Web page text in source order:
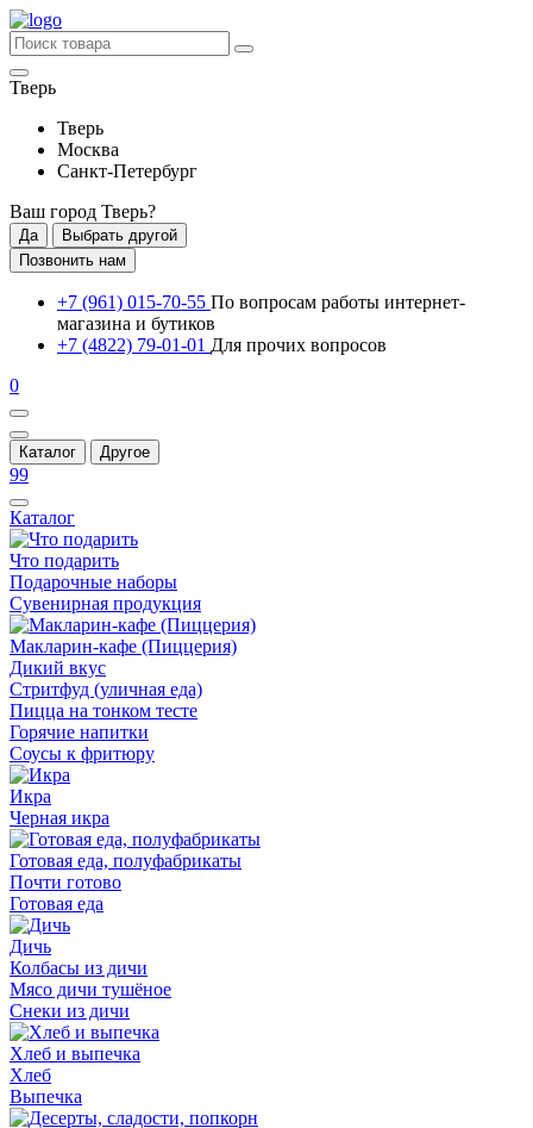
Тверь
Тверь
Москва
Санкт-Петербург
Ваш город Тверь?
Да
Выбрать другой
Позвонить нам
+7 (961) 015-70-55 По вопросам работы интернет-
магазина и бутиков
+7 (4822) 79-01-01 Для прочих вопросов
0
Каталог Другое
99
Каталог
Что подарить
Подарочные наборы
Сувенирная продукция
Макларин-кафе (Пиццерия)
Дикий вкус
Стритфуд (уличная еда)
Пицца на тонком тесте
Горячие напитки
Соусы к фритюру
Икра
Черная икра
Готовая еда, полуфабрикаты
Почти готово
Готовая еда
Дичь
Колбасы из дичи
Мясо дичи тушёное
Снеки из дичи
Хлеб и выпечка
Хлеб
Выпечка